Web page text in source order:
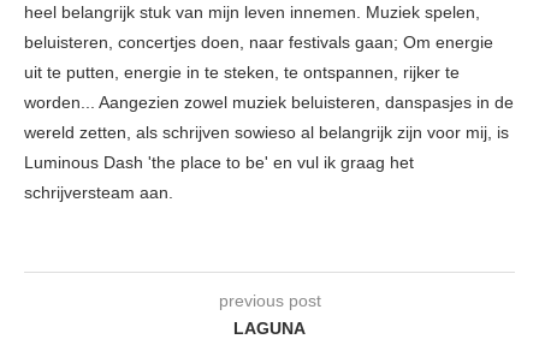
heel belangrijk stuk van mijn leven innemen. Muziek spelen,
beluisteren, concertjes doen, naar festivals gaan; Om energie
uit te putten, energie in te steken, te ontspannen, rijker te
worden... Aangezien zowel muziek beluisteren, danspasjes in de
wereld zetten, als schrijven sowieso al belangrijk zijn voor mij, is
Luminous Dash 'the place to be' en vul ik graag het
schrijversteam aan.
previous post
LAGUNA